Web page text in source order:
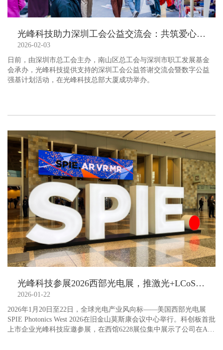
光峰科技助力深圳工会公益交流会：共筑爱心桥梁，践行社会责任
2026-02-03
日前，由深圳市总工会主办，南山区总工会与深圳市职工发展基金
会承办，光峰科技提供支持的深圳工会公益答谢交流会暨数字公益
强基计划活动，在光峰科技总部大厦成功举办。
光峰科技参展2026西部光电展，推激光+LCoS原型机及全彩“一拖二”光机
2026-01-22
2026年1月20日至22日，全球光电产业风向标——美国西部光电展
SPIE Photonics West 2026在旧金山莫斯康会议中心举行。科创板首批
上市企业光峰科技应邀参展，在西馆6228展位集中展示了公司在AR